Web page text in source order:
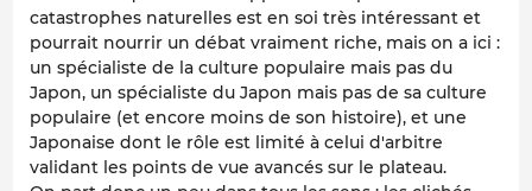
catastrophes naturelles est en soi très intéressant et
pourrait nourrir un débat vraiment riche, mais on a ici :
un spécialiste de la culture populaire mais pas du
Japon, un spécialiste du Japon mais pas de sa culture
populaire (et encore moins de son histoire), et une
Japonaise dont le rôle est limité à celui d'arbitre
validant les points de vue avancés sur le plateau.